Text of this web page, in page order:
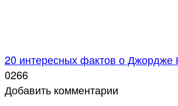
20 интересных фактов о Джордже
0266
Добавить комментарии